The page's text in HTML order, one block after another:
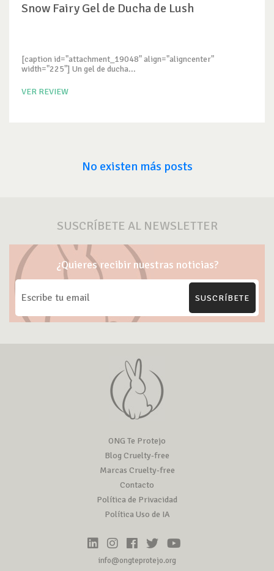
Snow Fairy Gel de Ducha de Lush
[caption id="attachment_19048" align="aligncenter"
width="225"] Un gel de ducha...
VER REVIEW
No existen más posts
SUSCRÍBETE AL NEWSLETTER
¿Quieres recibir nuestras noticias?
SUSCRÍBETE
ONG Te Protejo
Blog Cruelty-free
Marcas Cruelty-free
Contacto
Política de Privacidad
Política Uso de IA
info@ongteprotejo.org